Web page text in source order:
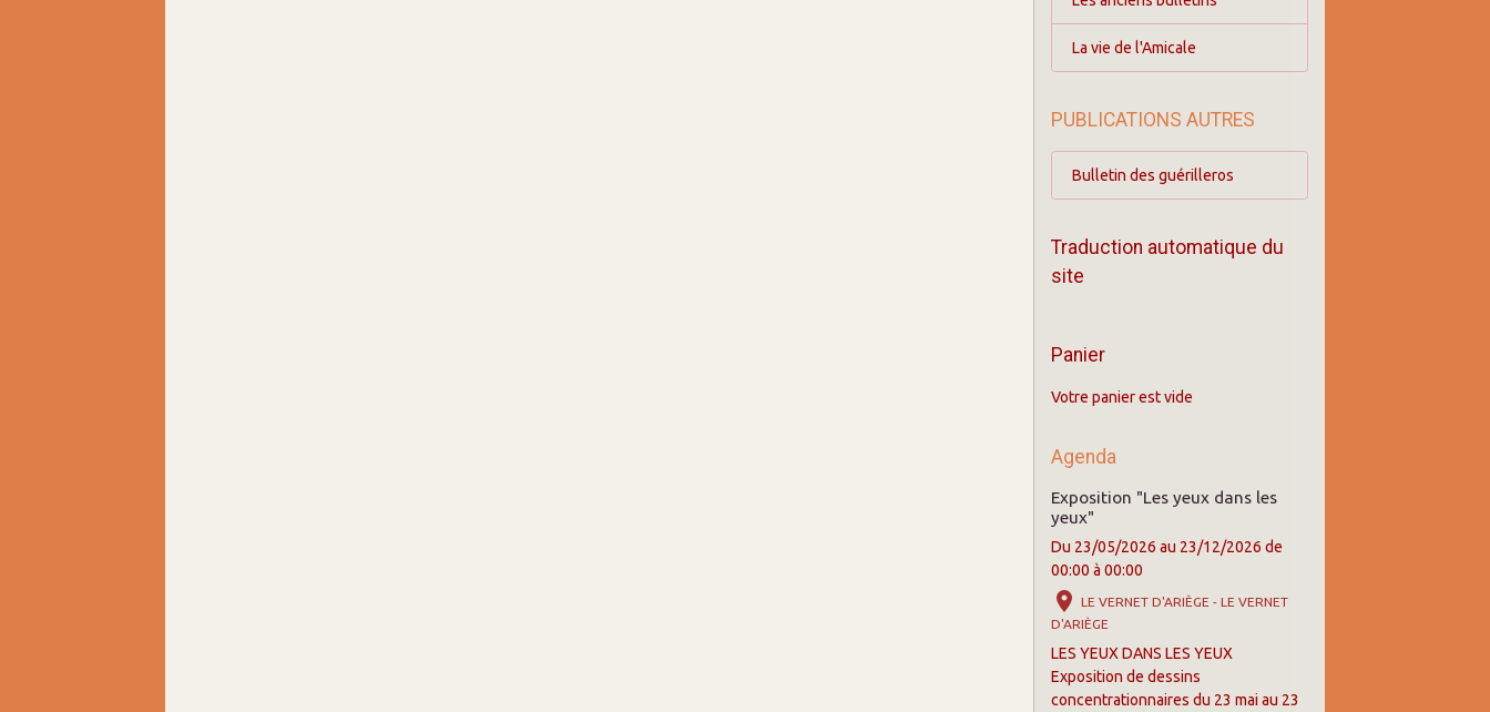
La vie de l'Amicale
PUBLICATIONS AUTRES
Bulletin des guérilleros
Traduction automatique du
site
Panier
Votre panier est vide
Agenda
Exposition "Les yeux dans les
yeux"
Du 23/05/2026 au 23/12/2026 de
00:00 à 00:00
LE VERNET D'ARIÈGE - LE VERNET
D'ARIÈGE
LES YEUX DANS LES YEUX
Exposition de dessins
concentrationnaires du 23 mai au 23